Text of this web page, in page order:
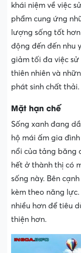
khái niệm về việc
phẩm cung ứng
lượng sống tốt
động đến đến nhu
giảm tối đa việc
thiên nhiên và
phát sinh chất thải.
Mặt hạn chế
Sống xanh đang
hộ mái ấm gia
nổi của tảng băng
hết ở thành thị có
sống này. Bên
kèm theo năng
nhiều hơn để tiêu
thiện hơn.